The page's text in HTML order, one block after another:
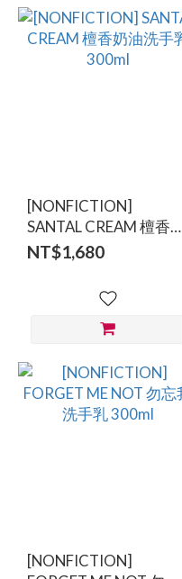
[NONFICTION]
SANTAL CREAM 檀香奶
油洗手乳 300ml
NT$1,680
[NONFICTION]